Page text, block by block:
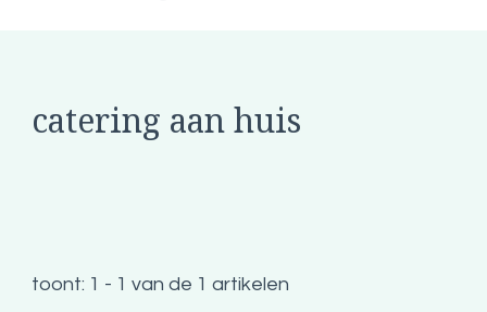
catering aan huis
toont: 1 - 1 van de 1 artikelen